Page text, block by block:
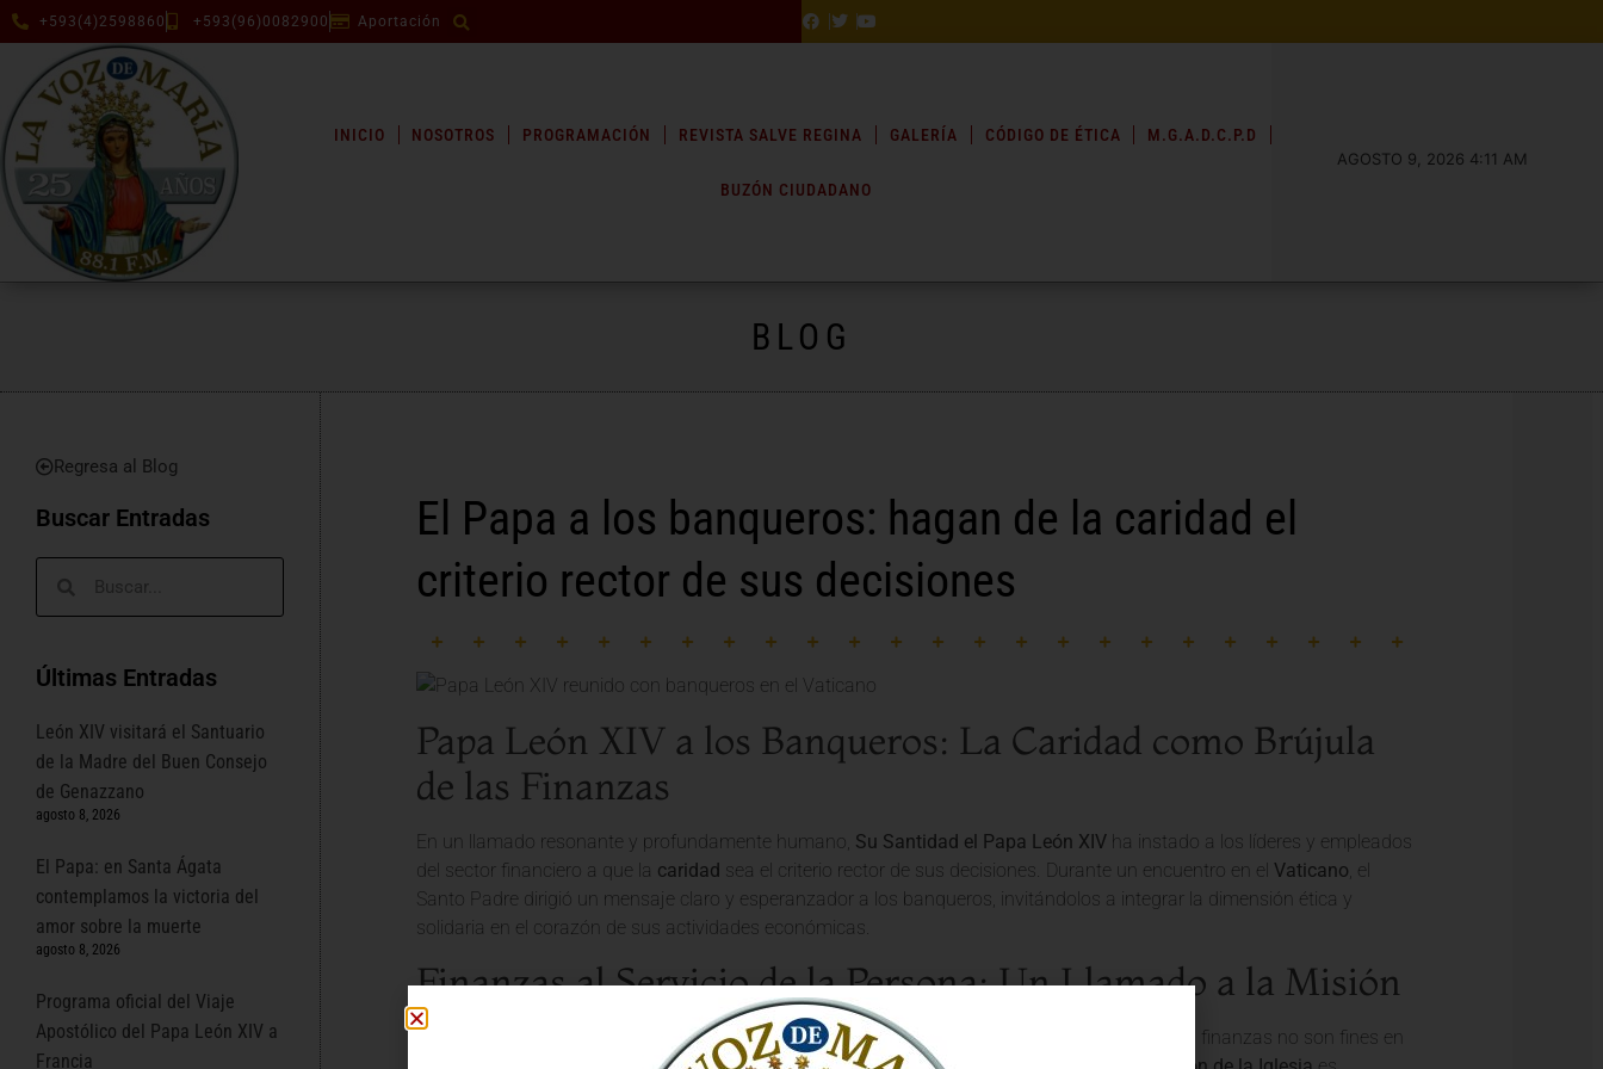
+593(4)2598860 +593(96)0082900 Aportación
INICIO NOSOTROS PROGRAMACIÓN REVISTA SALVE REGINA GALERÍA CÓDIGO DE ÉTICA M.G.A.D.C.P.D
BUZÓN CIUDADANO
AGOSTO 9, 2026 4:11 AM
BLOG
Regresa al Blog
Buscar Entradas
Últimas Entradas
León XIV visitará el Santuario
de la Madre del Buen Consejo
de Genazzano
agosto 8, 2026
El Papa: en Santa Ágata
contemplamos la victoria del
amor sobre la muerte
agosto 8, 2026
Programa oficial del Viaje
Apostólico del Papa León XIV a
Francia
El Papa a los banqueros: hagan de la caridad el
criterio rector de sus decisiones
Papa León XIV a los Banqueros: La Caridad como Brújula
de las Finanzas
En un llamado resonante y profundamente humano, Su Santidad el Papa León XIVha instado a los líderes y empleados
del sector financiero a que la caridad sea el criterio rector de sus decisiones. Durante un encuentro en el Vaticano , el
Santo Padre dirigió un mensaje claro y esperanzador a los banqueros, invitándolos a integrar la dimensión ética y
solidaria en el corazón de sus actividades económicas.
Finanzas al Servicio de la Persona: Un Llamado a la Misión
La
, a través de las palabras del Papa León XIV, recuerda que la economía y las finanzas no son fines en